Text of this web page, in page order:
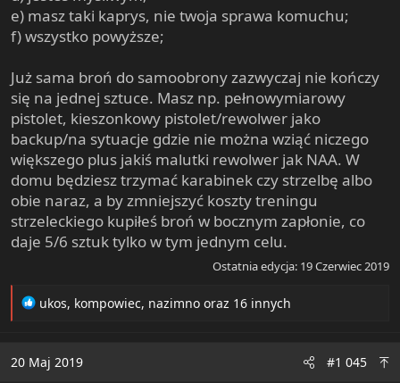
e) masz taki kaprys, nie twoja sprawa komuchu;
f) wszystko powyższe;
Już sama broń do samoobrony zazwyczaj nie kończy
się na jednej sztuce. Masz np. pełnowymiarowy
pistolet, kieszonkowy pistolet/rewolwer jako
backup/na sytuacje gdzie nie można wziąć niczego
większego plus jakiś malutki rewolwer jak NAA. W
domu będziesz trzymać karabinek czy strzelbę albo
obie naraz, a by zmniejszyć koszty treningu
strzeleckiego kupiłeś broń w bocznym zapłonie, co
daje 5/6 sztuk tylko w tym jednym celu.
Ostatnia edycja: 19 Czerwiec 2019
R
t
ukos, kompowiec, nazimno oraz 16 innych
20 Maj 2019 #1 045